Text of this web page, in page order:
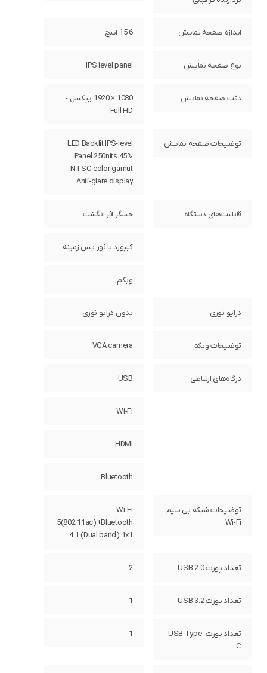
اندازه صفحه نمایش 15.6 اینچ
نوع صفحه نمایش IPS level panel
دقت صفحه نمایش
1080 × 1920 پیکسل -
Full HD
توضیحات صفحه نمایش
LED Backlit IPS-level
Panel 250nits 45%
NTSC color gamut
Anti-glare display
قابلیت‌های دستگاه حسگر اثر انگشت
کیبورد با نور پس زمینه
وبکم
درایو نوری بدون درایو نوری
توضیحات وبکم VGA camera
درگاه‌های ارتباطی USB
Wi-Fi
HDMI
Bluetooth
توضیحات شبکه بی سیم
Wi-Fi
Wi-Fi
5(802.11ac)+Bluetooth
4.1 (Dual band) 1x1
تعداد پورت USB 2.0 2
تعداد پورت USB 3.2 1
تعداد پورت USB Type-
C
1